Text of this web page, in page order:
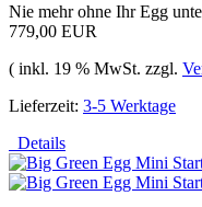
Nie mehr ohne Ihr Egg
779,00 EUR
( inkl. 19 % MwSt. zzgl.
Lieferzeit: 3-5 Werktage
Details